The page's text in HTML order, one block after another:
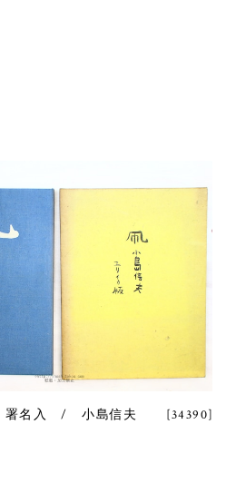
署名入 / 小島信夫 [34390]